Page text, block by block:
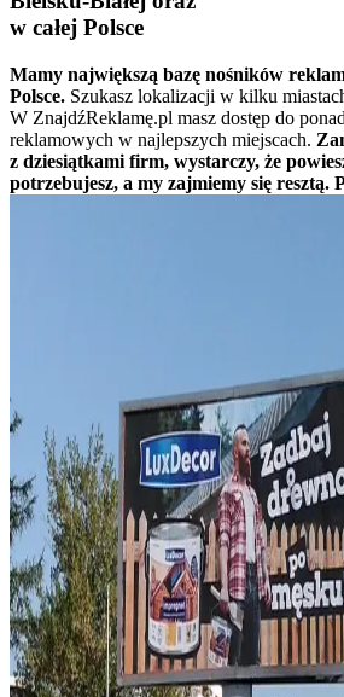
w całej Polsce
Mamy największą bazę nośników
Polsce. Szukasz lokalizacji w kilku
W ZnajdźReklamę.pl masz dostęp do
reklamowych w najlepszych miejscach.
z dziesiątkami firm, wystarczy, że
potrzebujesz, a my zajmiemy się resztą.